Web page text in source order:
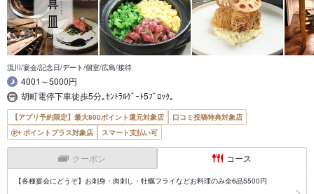
流川/宴会/記念日/デート/個室/広島/接待
4001～5000円
胡町電停下車徒歩5分｡ｾﾝﾄﾗﾙｹﾞｰﾄ5ﾌﾞﾛｯｸ｡
【アプリ予約限定】最大800ポイント還元対象店
口コミ投稿特典対象店
ポイントプラス対象店
スマート支払い可
クーポン コース
【各種宴会にどうぞ】お刺身・肉刺し・牡蠣フライなどお料理のみ全6品5500円